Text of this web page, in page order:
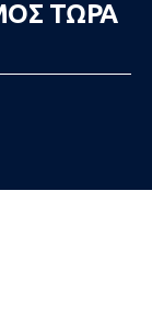
ΤΩΡΑ